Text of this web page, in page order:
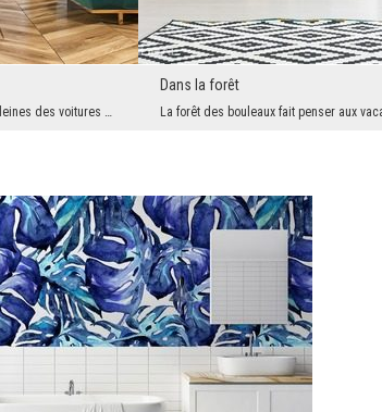
Quand nous vivons dans le villes pleines des voitures et des gens, nous rêvons secrètement de la ...
Dans la forêt